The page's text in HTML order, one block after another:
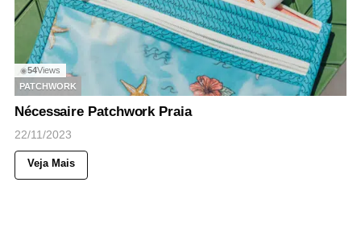
◉54Views
PATCHWORK
Nécessaire Patchwork Praia
22/11/2023
Veja Mais